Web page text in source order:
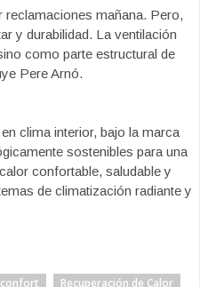
reclamaciones mañana. Pero,
y durabilidad. La ventilación
como parte estructural de
Pere Arnó.
clima interior, bajo la marca
sostenibles para una
confortable, saludable y
de climatización radiante y
confort
Recuperación de Calor